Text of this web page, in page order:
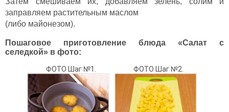
заправляем растительным маслом
(либо майонезом).
Пошаговое приготовление блюда «Салат с
селедкой» в фото:
ФОТО Шаг №1. ФОТО Шаг №2.